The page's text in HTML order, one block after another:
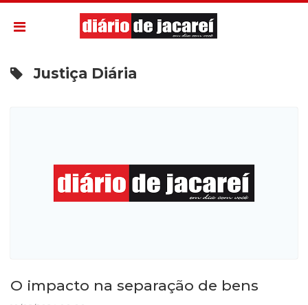
Justiça Diária
O impacto na separação de bens